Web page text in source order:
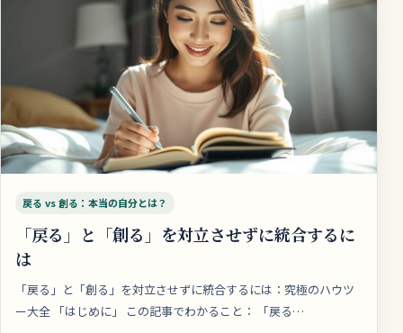
戻る vs 創る：本当の自分とは？
「戻る」と「創る」を対立させずに統合するに
は
「戻る」と「創る」を対立させずに統合するには：究極のハウツ
ー大全 「はじめに」 この記事でわかること： 「戻る…